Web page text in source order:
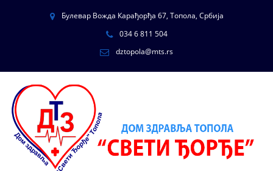
Булевар Вожда Карађорђа 67, Топола, Србија
034 6 811 504
dztopola@mts.rs